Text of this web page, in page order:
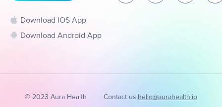
Download IOS App
Download Android App
© 2023 Aura Health Contact us:hello@aurahealth.io